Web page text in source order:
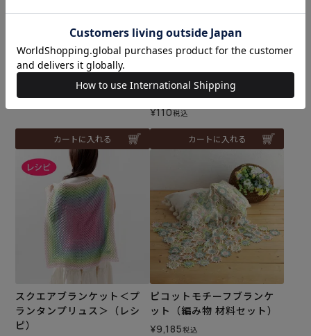
ストール＜プランタンプリ
ュス＞（レシピ）
メール便10個まで可
¥110税込
カートに入れる
クロッシェストール＜プラ
ンタンプリュス＞（レシ
ピ）
メール便10個まで可
¥110税込
カートに入れる
スクエアブランケット＜プ
ランタンプリュス＞（レシ
ピ）
ピコットモチーフブランケ
ット（編み物 材料セット）
¥9,185税込